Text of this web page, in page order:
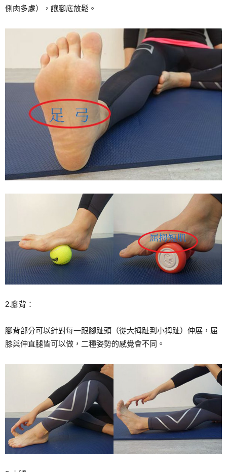
側肉多處），讓腳底放鬆。
2.腳背：
腳背部分可以針對每一跟腳趾頭（從大拇趾到小拇趾）伸展，屈
膝與伸直腿皆可以做，二種姿勢的感覺會不同。